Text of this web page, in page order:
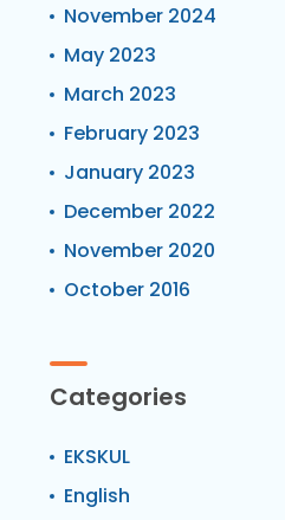
November 2024
May 2023
March 2023
February 2023
January 2023
December 2022
November 2020
October 2016
Categories
EKSKUL
English